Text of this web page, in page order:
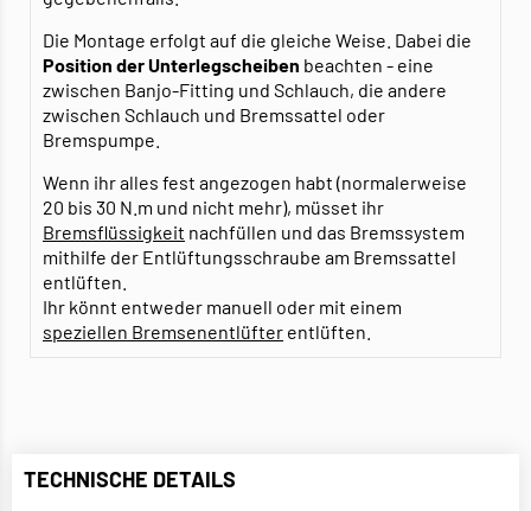
Die Montage erfolgt auf die gleiche Weise. Dabei die
Position der Unterlegscheiben beachten - eine
zwischen Banjo-Fitting und Schlauch, die andere
zwischen Schlauch und Bremssattel oder
Bremspumpe.
Wenn ihr alles fest angezogen habt (normalerweise
20 bis 30 N.m und nicht mehr), müsset ihr
Bremsflüssigkeit nachfüllen und das Bremssystem
mithilfe der Entlüftungsschraube am Bremssattel
entlüften.
Ihr könnt entweder manuell oder mit einem
speziellen Bremsenentlüfter entlüften.
TECHNISCHE DETAILS